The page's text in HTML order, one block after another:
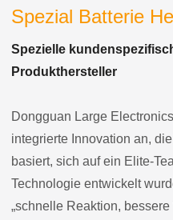
Spezial Batterie
Spezielle
Produkthersteller
Dongguan Large
integrierte Innovation an,
basiert, sich auf ein Elite-
Technologie entwickelt
„schnelle Reaktion,